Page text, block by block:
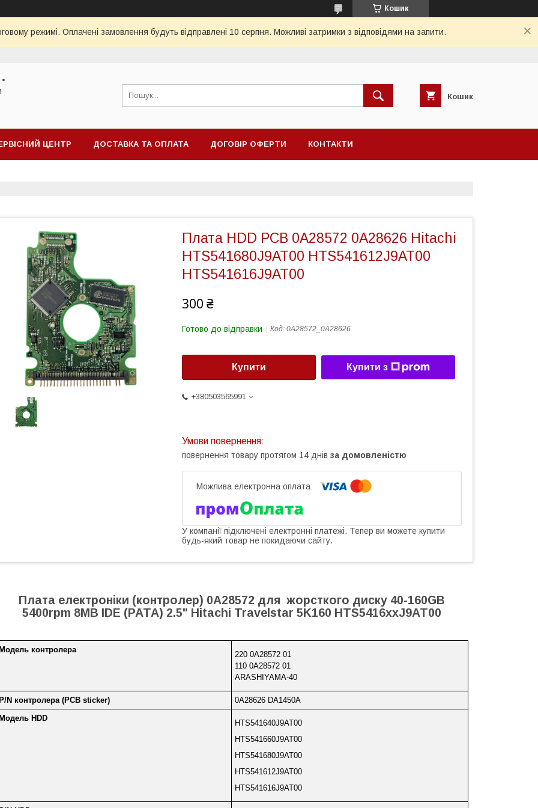
Кошик
режимі. Оплачені замовлення будуть відправлені 10 серпня. Можливі затримки з відповідями на запити.
Кошик
ЦЕНТР ДОСТАВКА ТА ОПЛАТА ДОГОВІР ОФЕРТИ КОНТАКТИ
Плата HDD PCB 0A28572 0A28626 Hitachi
HTS541680J9AT00 HTS541612J9AT00
HTS541616J9AT00
300 ₴
Готово до відправки Код: 0A28572_0A28626
Купити Купити з
+380503565991
повернення товару протягом 14 днів за домовленістю
У компанії підключені електронні платежі. Тепер ви можете купити
будь-який товар не покидаючи сайту.
Плата електроніки (контролер) 0A28572 для жорсткого диску 40-160GB
5400rpm 8MB IDE (PATA) 2.5" Hitachi Travelstar 5K160 HTS5416xxJ9AT00
контролера
220 0A28572 01
110 0A28572 01
ARASHIYAMA-40
N контролера (PCB sticker)
0A28626 DA1450A
HDD
HTS541640J9AT00
HTS541660J9AT00
HTS541680J9AT00
HTS541612J9AT00
HTS541616J9AT00